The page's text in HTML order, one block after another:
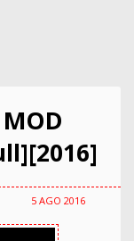
MOD
5 AGO 2016